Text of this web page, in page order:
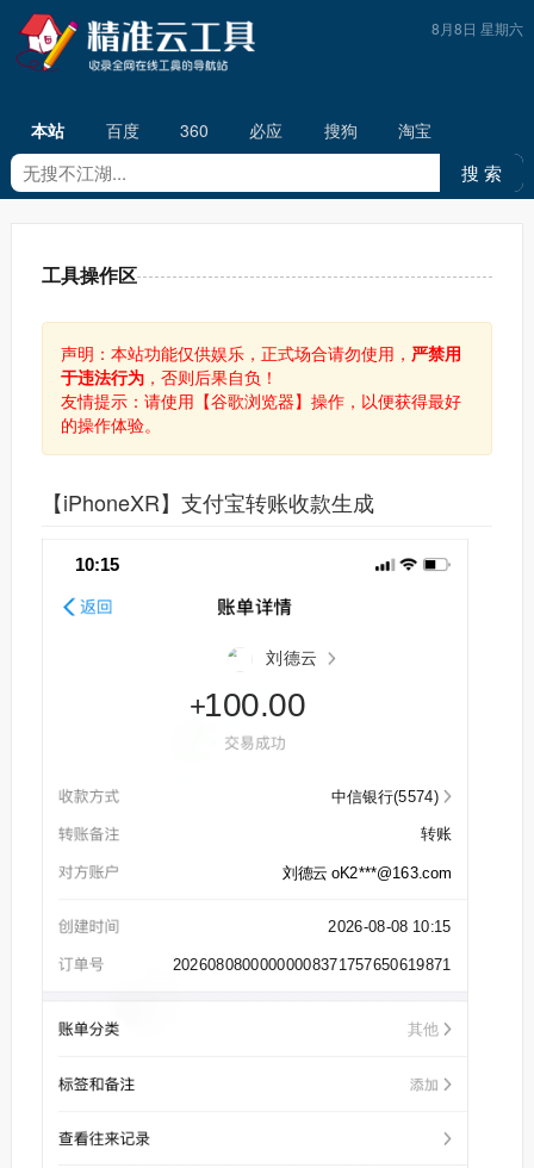
本站 百度 360 必应 搜狗 淘宝
8月8日 星期六
工具操作区
声明：本站功能仅供娱乐，正式场合请勿使用， 严禁用
于违法行为，否则后果自负！
友情提示：请使用【谷歌浏览器】操作，以便获得最好
的操作体验。
【iPhoneXR】支付宝转账收款生成
10:15
刘德云
+100.00
oK2***@163.com
刘德云
转账
其他
中信银行(5574)
2026-08-08 10:15
20260808000000008371757650619871